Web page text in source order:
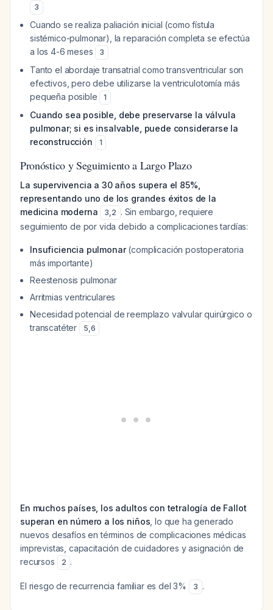
3
Cuando se realiza paliación inicial (como fístula
sistémico-pulmonar), la reparación completa se efectúa
a los 4-6 meses
3
Tanto el abordaje transatrial como transventricular son
efectivos, pero debe utilizarse la ventriculotomía más
pequeña posible
1
Cuando sea posible, debe preservarse la válvula
pulmonar; si es insalvable, puede considerarse la
reconstrucción
1
Pronóstico y Seguimiento a Largo Plazo
La supervivencia a 30 años supera el 85%,
representando uno de los grandes éxitos de la
medicina moderna
3,2 . Sin embargo, requiere
seguimiento de por vida debido a complicaciones tardías:
Insuficiencia pulmonar(complicación postoperatoria
más importante)
Reestenosis pulmonar
Arritmias ventriculares
Necesidad potencial de reemplazo valvular quirúrgico o
transcatéter
5,6
En muchos países, los adultos con tetralogía de Fallot
superan en número a los niños , lo que ha generado
nuevos desafíos en términos de complicaciones médicas
imprevistas, capacitación de cuidadores y asignación de
recursos
2 .
El riesgo de recurrencia familiar es del 3% 3 .